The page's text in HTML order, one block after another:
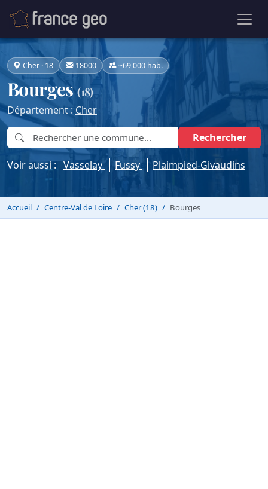
Cher · 18 18000 ~69 000 hab.
Bourges(18)
Département : Cher
Rechercher
Voir aussi :Vasselay Fussy Plaimpied-Givaudins
Accueil Centre-Val de Loire Cher (18) Bourges